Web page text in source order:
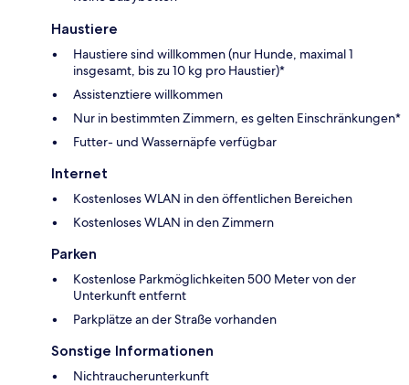
Haustiere
Haustiere sind willkommen (nur Hunde, maximal 1
insgesamt, bis zu 10 kg pro Haustier)*
Assistenztiere willkommen
Nur in bestimmten Zimmern, es gelten Einschränkungen*
Futter- und Wassernäpfe verfügbar
Internet
Kostenloses WLAN in den öffentlichen Bereichen
Kostenloses WLAN in den Zimmern
Parken
Kostenlose Parkmöglichkeiten 500 Meter von der
Unterkunft entfernt
Parkplätze an der Straße vorhanden
Sonstige Informationen
Nichtraucherunterkunft